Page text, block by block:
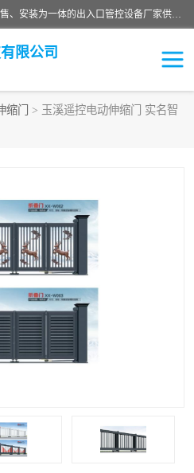
云南实名智科技有限公司是生产、销售、安装为一体的出入口管控设备厂家供应商。主营:电动伸缩门、道闸、广告道闸、重型空降闸、车牌识别、门禁通道、升降柱、岗亭、旗杆等智能设备。主营产品: 电动伸缩门,道闸门禁,车牌识别 生产、销售、安装为一体的出入口管控设备厂家源头供应商。
限公司
缩门
> 玉溪遥控电动伸缩门 实名智
通道闸系列
伸缩门